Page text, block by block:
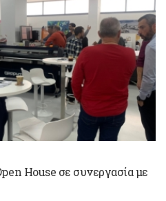
House σε συνεργασία με